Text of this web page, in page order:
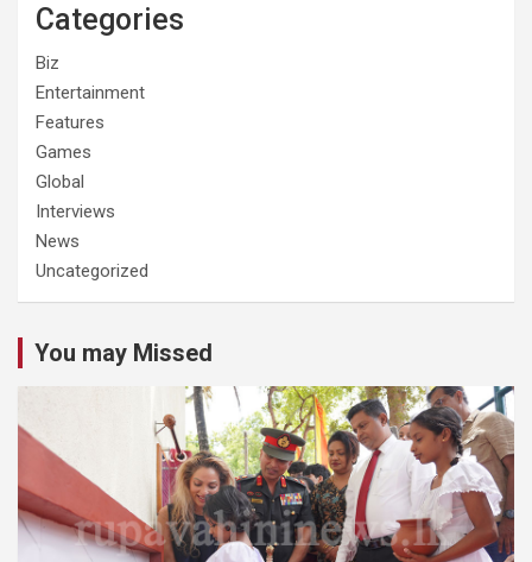
Categories
Biz
Entertainment
Features
Games
Global
Interviews
News
Uncategorized
You may Missed